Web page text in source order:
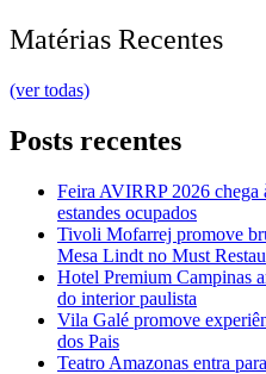
Matérias Recentes
(ver todas)
Posts recentes
Feira AVIRRP 2026 chega
estandes ocupados
Tivoli Mofarrej promove
Mesa Lindt no Must
Hotel Premium Campinas
do interior paulista
Vila Galé promove
dos Pais
Teatro Amazonas entra